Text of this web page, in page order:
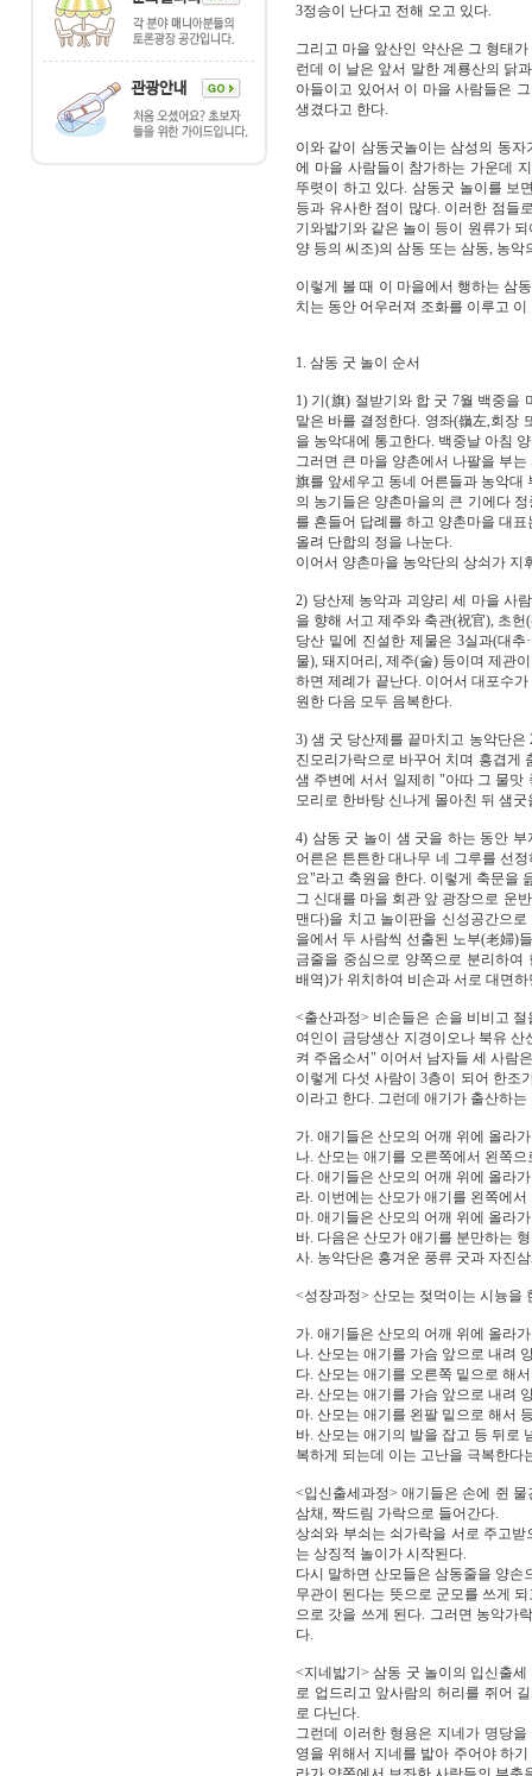
3정승이 난다고 전해 오고 있다.
그리고 마을 앞산인 약산은 그 형태
런데 이 날은 앞서 말한 계룡산의 닭
아들이고 있어서 이 마을 사람들은
생겼다고 한다.
이와 같이 삼동굿놀이는 삼성의 동
에 마을 사람들이 참가하는 가운데
뚜렷이 하고 있다. 삼동굿 놀이를 보
등과 유사한 점이 많다. 이러한 점들
기와밟기와 같은 놀이 등이 원류가
양 등의 씨조)의 삼동 또는 삼동, 농
이렇게 볼 때 이 마을에서 행하는 삼
치는 동안 어우러져 조화를 이루고
1. 삼동 굿 놀이 순서
1) 기(旗) 절받기와 합 굿 7월 백중을
맡은 바를 결정한다. 영좌(嶺左,회장
을 농악대에 통고한다. 백중날 아침
그러면 큰 마을 양촌에서 나팔을 부
旗를 앞세우고 동네 어른들과 농악대
의 농기들은 양촌마을의 큰 기에다
를 흔들어 답례를 하고 양촌마을 대
올려 단합의 정을 나눈다.
이어서 양촌마을 농악단의 상쇠가 지
2) 당산제 농악과 괴양리 세 마을 사
을 향해 서고 제주와 축관(祝官), 초
당산 밑에 진설한 제물은 3실과(대
물), 돼지머리, 제주(술) 등이며 제관
하면 제례가 끝난다. 이어서 대포수
원한 다음 모두 음복한다.
3) 샘 굿 당산제를 끝마치고 농악단
진모리가락으로 바꾸어 치며 흥겹게
샘 주변에 서서 일제히 "아따 그 물맛
모리로 한바탕 신나게 몰아친 뒤 샘굿
4) 삼동 굿 놀이 샘 굿을 하는 동안
어른은 튼튼한 대나무 네 그루를 선
요"라고 축원을 한다. 이렇게 축문을
그 신대를 마을 회관 앞 광장으로 운
맨다)을 치고 놀이판을 신성공간으
을에서 두 사람씩 선출된 노부(老婦)
금줄을 중심으로 양쪽으로 분리하
배역)가 위치하여 비손과 서로 대면
<출산과정> 비손들은 손을 비비고
여인이 금당생산 지경이오나 북유
켜 주옵소서" 이어서 남자들 세 사람
이렇게 다섯 사람이 3층이 되어 한조
이라고 한다. 그런데 애기가 출산하
가. 애기들은 산모의 어깨 위에 올라
나. 산모는 애기를 오른쪽에서 왼쪽
다. 애기들은 산모의 어깨 위에 올라
라. 이번에는 산모가 애기를 왼쪽에
마. 애기들은 산모의 어깨 위에 올라
바. 다음은 산모가 애기를 분만하는
사. 농악단은 흥겨운 풍류 굿과 자진
<성장과정> 산모는 젖먹이는 시늉을
가. 애기들은 산모의 어깨 위에 올라
나. 산모는 애기를 가슴 앞으로 내려
다. 산모는 애기를 오른쪽 밑으로 해
라. 산모는 애기를 가슴 앞으로 내려
마. 산모는 애기를 왼팔 밑으로 해서
바. 산모는 애기의 발을 잡고 등 뒤로
복하게 되는데 이는 고난을 극복한다
<입신출세과정> 애기들은 손에 쥔
삼채, 짝드림 가락으로 들어간다.
상쇠와 부쇠는 쇠가락을 서로 주고
는 상징적 놀이가 시작된다.
다시 말하면 산모들은 삼동줄을 양
무관이 된다는 뜻으로 군모를 쓰게
으로 갓을 쓰게 된다. 그러면 농악가
다.
<지네밟기> 삼동 굿 놀이의 입신출
로 업드리고 앞사람의 허리를 쥐어
로 다닌다.
그런데 이러한 형용은 지네가 명당
영을 위해서 지네를 밟아 주어야 하